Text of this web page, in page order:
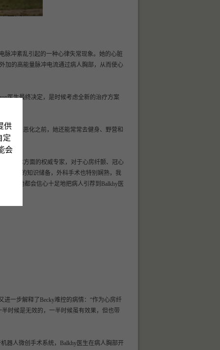
脉冲紊乱引起的一种心律失常现象。她的心脏
加的高能量脉冲电流通过病人胸部，从而使心
医生最终决定，是时候考虑全新的治疗方案
在病情恶化之前，她还能常常去健身、野营和
科手术方面的权威专家，对于心房纤颤、冠心
着超群的知识储备，外科手术也特别娴熟，我
例，他都会信心十足地把病人引荐到Balkhy医
进一步解释了Becky难控的病情：“作为心房纤
时候是无效的，一半时候虽有效果，但也带
器人微创手术系统，Balkhy医生在病人胸部开
供
定
会